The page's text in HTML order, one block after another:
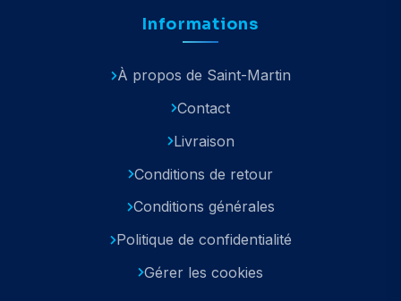
Informations
À propos de Saint-Martin
Contact
Livraison
Conditions de retour
Conditions générales
Politique de confidentialité
Gérer les cookies